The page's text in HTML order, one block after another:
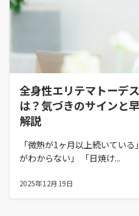
全身性エリテマトーデ
は？気づきのサインと
解説
「微熱が1ヶ月以上続いてい
がわからない」 「日焼け...
2025年12月19日